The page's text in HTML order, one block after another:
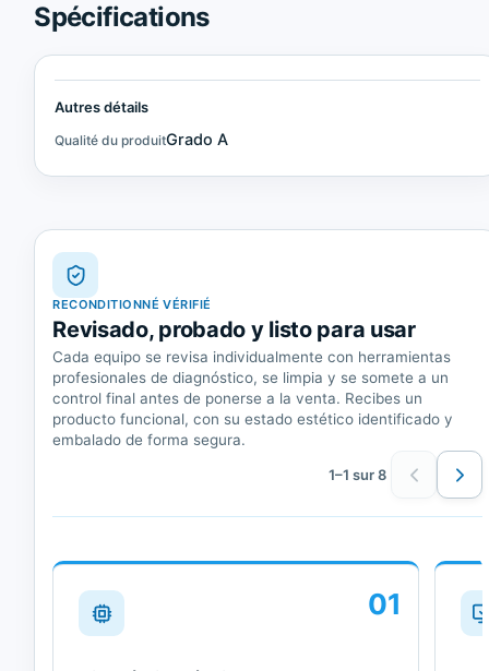
Spécifications
Autres détails
Qualité du produitGrado A
RECONDITIONNÉ VÉRIFIÉ
Revisado, probado y listo para usar
Cada equipo se revisa individualmente con herramientas
profesionales de diagnóstico, se limpia y se somete a un
control final antes de ponerse a la venta. Recibes un
producto funcional, con su estado estético identificado y
embalado de forma segura.
1–1 sur 8
01